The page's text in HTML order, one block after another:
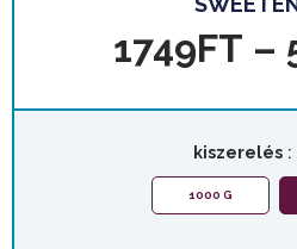
1749FT –
kiszerelés :
1000 G